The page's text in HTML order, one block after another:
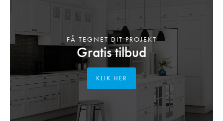
Gratis tilbud
FÅ TEGNET DIT PROJEKT
KLIK HER